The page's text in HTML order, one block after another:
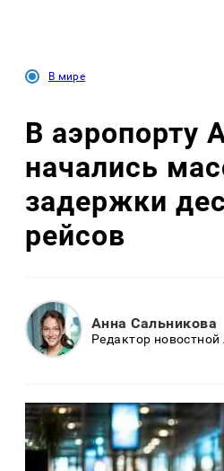
В мире
В аэропорту
начались
задержки
рейсов
Анна Сальникова
Редактор новостной